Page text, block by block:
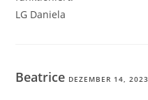
LG Daniela
Beatrice DEZEMBER 14, 2023